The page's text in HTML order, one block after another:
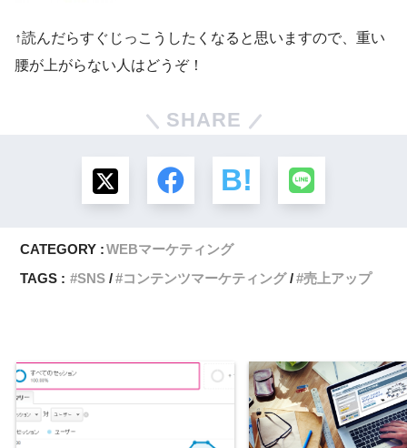
↑読んだらすぐじっこうしたくなると思いますので、重い
腰が上がらない人はどうぞ！
SHARE
CATEGORY :WEBマーケティング
TAGS :
SNS コンテンツマーケティング 売上アップ